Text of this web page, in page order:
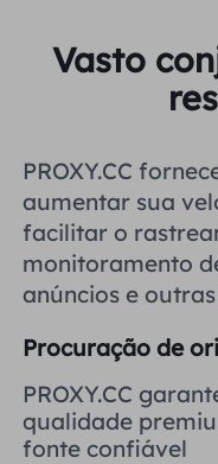
LOCAIS
Estados
Reino Unido
Brasil
Rússia
Deutsch
Indonesia
Русский
हिंदी
Vasto
PROXY.CC fornece
aumentar sua
facilitar o
monitoramento
anúncios e
Procuração de
PROXY.CC
qualidade
fonte confiável